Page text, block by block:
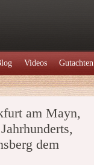
Videos Gutachten
am Mayn,
dem